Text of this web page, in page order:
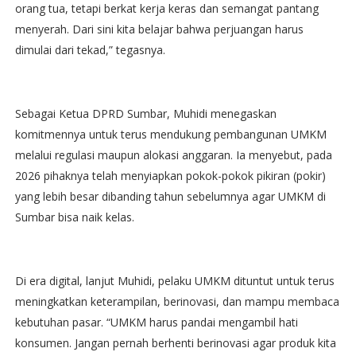
orang tua, tetapi berkat kerja keras dan semangat pantang
menyerah. Dari sini kita belajar bahwa perjuangan harus
dimulai dari tekad,” tegasnya.
Sebagai Ketua DPRD Sumbar, Muhidi menegaskan
komitmennya untuk terus mendukung pembangunan UMKM
melalui regulasi maupun alokasi anggaran. Ia menyebut, pada
2026 pihaknya telah menyiapkan pokok-pokok pikiran (pokir)
yang lebih besar dibanding tahun sebelumnya agar UMKM di
Sumbar bisa naik kelas.
Di era digital, lanjut Muhidi, pelaku UMKM dituntut untuk terus
meningkatkan keterampilan, berinovasi, dan mampu membaca
kebutuhan pasar. “UMKM harus pandai mengambil hati
konsumen. Jangan pernah berhenti berinovasi agar produk kita